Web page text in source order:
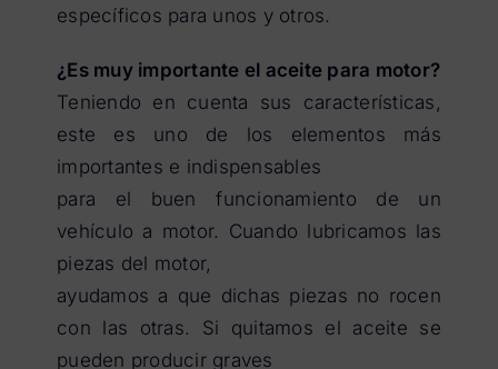
específicos para unos y otros.
¿Es muy importante el aceite para motor?
Teniendo en cuenta sus características,
este es uno de los elementos más
importantes e indispensables
para el buen funcionamiento de un
vehículo a motor. Cuando lubricamos las
piezas del motor,
ayudamos a que dichas piezas no rocen
con las otras. Si quitamos el aceite se
pueden producir graves